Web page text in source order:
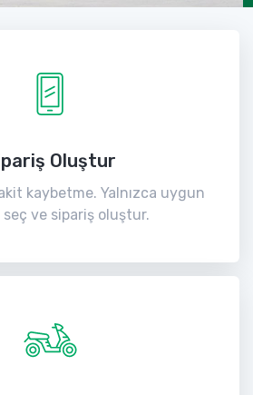
Oluştur
kaybetme. Yalnızca uygun
seç ve sipariş oluştur.